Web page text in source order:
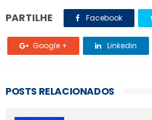
PARTILHE Facebook
Google + Linkedin
POSTS RELACIONADOS